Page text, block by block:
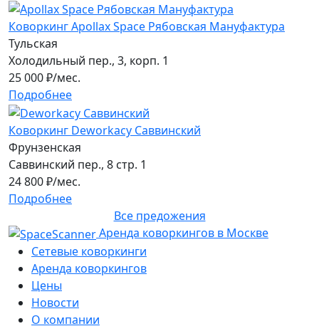
Коворкинг Apollax Space Рябовская Мануфактура
Тульская
Холодильный пер., 3, корп. 1
25 000₽/мес.
Подробнее
Коворкинг Deworkacy Cаввинский
Фрунзенская
Саввинский пер., 8 стр. 1
24 800₽/мес.
Подробнее
Все предожения
Аренда коворкингов в Москве
Сетевые коворкинги
Аренда коворкингов
Цены
Новости
О компании